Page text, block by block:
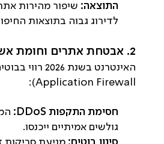
התוצאה:
לדירוג גבוה בתוצאות
2. אבטחת אתרים וחומת אש (WAF) ברמה ארגונית
Application Firewall):
חסימת התקפות DDoS:
גולשים אמיתיים ייכנסו.